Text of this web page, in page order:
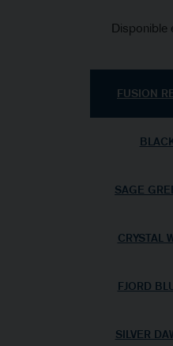
Disponible
FUSION
SAGE
CRYSTAL
FJORD
SILVER